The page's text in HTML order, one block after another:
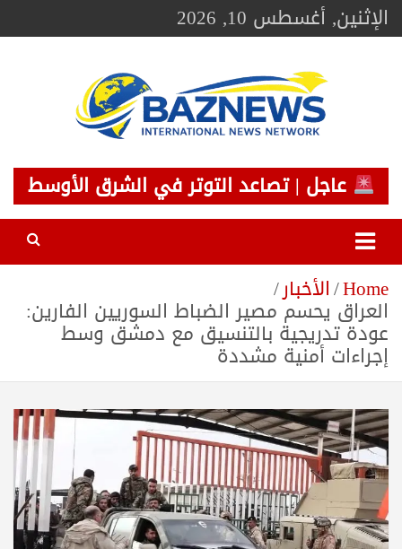
Skip
toالإثنين, أغسطس 10, 2026
BAZNEWS
شبكة باز الإخبارية
عاجل | تصاعد التوتر في الشرق الأوسط
Home الأخبار
العراق يحسم مصير الضباط السوريين الفارين:
عودة تدريجية بالتنسيق مع دمشق وسط
إجراءات أمنية مشددة